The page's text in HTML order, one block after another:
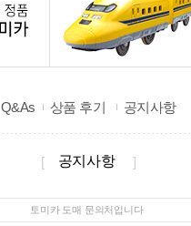
1
Q&As 상품 후기 공지사항
[ 공지사항 ]
토미카 도매 문의처입니다